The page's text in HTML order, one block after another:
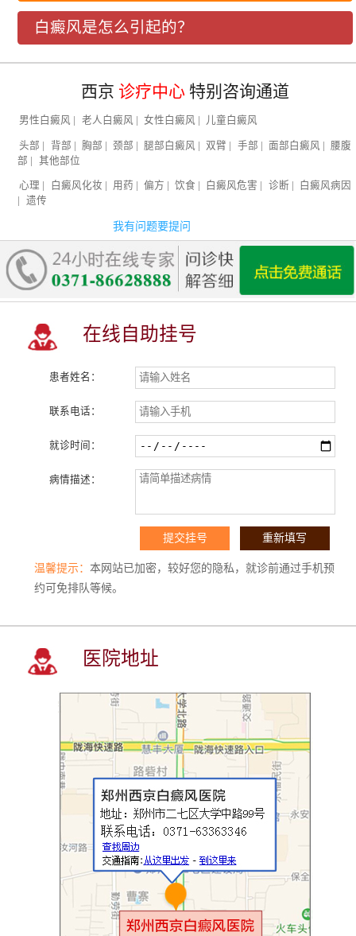
白癜风是怎么引起的？
西京 诊疗中心 特别咨询通道
男性白癜风 老人白癜风 女性白癜风 儿童白癜风
头部 | 背部 | 胸部 | 颈部 | 腿部白癜风 | 双臂 | 手部 | 面部白癜风 | 腰腹
部 | 其他部位
心理 白癜风化妆 用药 偏方 饮食 白癜风危害 诊断
白癜风病因
遗传
我有问题要提问
在线自助挂号
患者姓名：
联系电话：
就诊时间：
病情描述：
温馨提示：本网站已加密，较好您的隐私，就诊前通过手机预
约可免排队等候。
医院地址